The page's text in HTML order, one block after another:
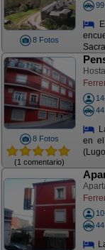
8 Fotos
8 Fotos
(1 comentario)
en